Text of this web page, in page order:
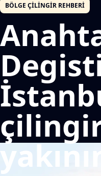
BÖLGE ÇILINGIR REHBERI